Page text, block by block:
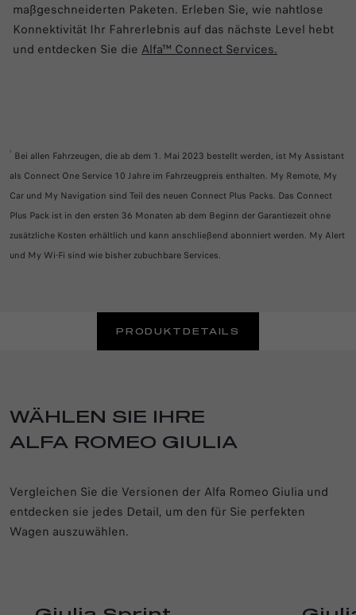
maßgeschneiderten Paketen. Erleben Sie, wie nahtlose
Konnektivität Ihr Fahrerlebnis auf das nächste Level hebt
und entdecken Sie die Alfa™ Connect Services.
¹ Bei allen Fahrzeugen, die ab dem 1. Mai 2023 bestellt werden, ist My Assistant
als Connect One Service 10 Jahre im Fahrzeugpreis enthalten. My Remote, My
Car und My Navigation sind Teil des neuen Connect Plus Packs. Das Connect
Plus Pack ist in den ersten 36 Monaten ab dem Beginn der Garantiezeit ohne
zusätzliche Kosten erhältlich und kann anschließend abonniert werden. My Alert
und My Wi-Fi sind wie bisher zubuchbare Services.
PRODUKTDETAILS
WÄHLEN SIE IHRE
ALFA ROMEO GIULIA
Vergleichen Sie die Versionen der Alfa Romeo Giulia und
entdecken sie jedes Detail, um den für Sie perfekten
Wagen auszuwählen.